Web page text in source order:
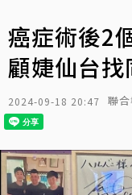
癌症術後2
顧婕仙台
2024-09-18 20:47 聯